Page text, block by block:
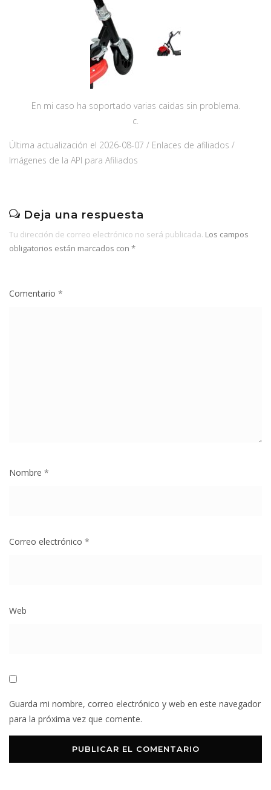
En mi caso ha soportado varias caidas sin problema.
c.
Última actualización el 2026-08-07 / Enlaces de afiliados /
Imágenes de la API para Afiliados
Deja una respuesta
Tu dirección de correo electrónico no será publicada. Los campos
obligatorios están marcados con *
Comentario *
Nombre *
Correo electrónico *
Web
Guarda mi nombre, correo electrónico y web en este navegador
para la próxima vez que comente.